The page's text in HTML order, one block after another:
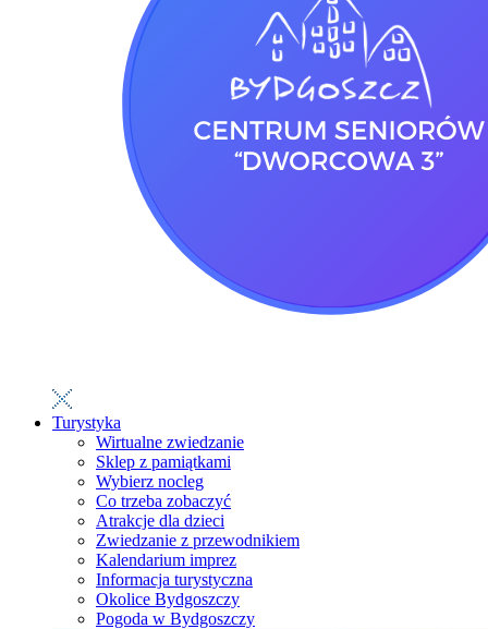
Turystyka
Wirtualne zwiedzanie
Sklep z pamiątkami
Wybierz nocleg
Co trzeba zobaczyć
Atrakcje dla dzieci
Zwiedzanie z przewodnikiem
Kalendarium imprez
Informacja turystyczna
Okolice Bydgoszczy
Pogoda w Bydgoszczy